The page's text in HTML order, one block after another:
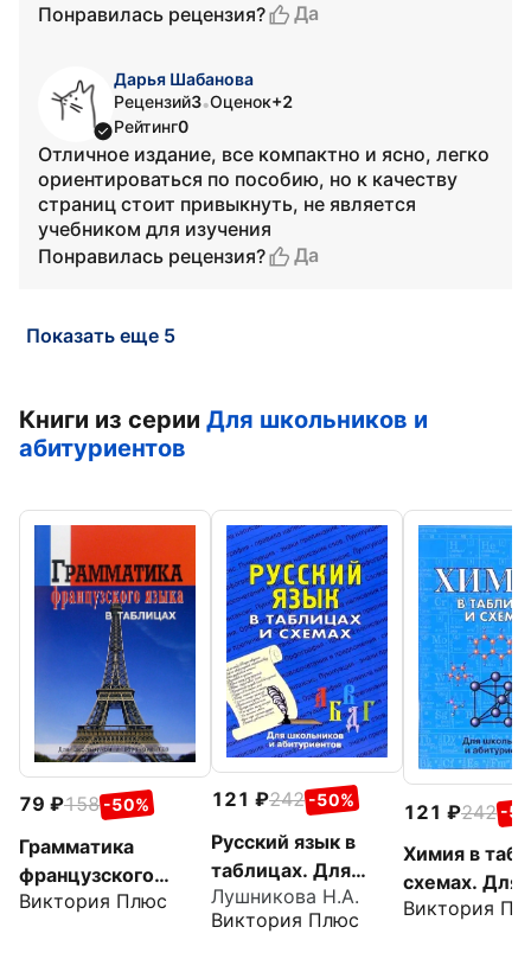
Понравилась рецензия?
Да
Дарья Шабанова
Рецензий3•Оценок+2
Рейтинг0
Отличное издание, все компактно и ясно, легко
ориентироваться по пособию, но к качеству
страниц стоит привыкнуть, не является
учебником для изучения
Понравилась рецензия?
Да
Показать еще 5
Книги из серии Для школьников и
абитуриентов
79 158 -50%
Грамматика
французского
языка в таблицах
Виктория Плюс
121 242 -50%
Русский язык в
таблицах. Для
школьников и
абитуриентов
Лушникова Н.А.
Виктория Плюс
121 242 -
Химия в
схемах. Для
школьников
Виктория